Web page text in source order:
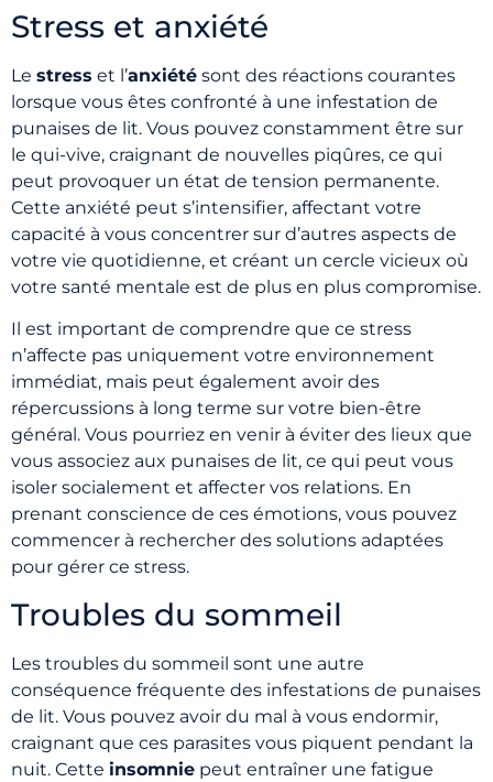
Stress et anxiété
Le stress et l’anxiété sont des réactions courantes
lorsque vous êtes confronté à une infestation de
punaises de lit. Vous pouvez constamment être sur
le qui-vive, craignant de nouvelles piqûres, ce qui
peut provoquer un état de tension permanente.
Cette anxiété peut s’intensifier, affectant votre
capacité à vous concentrer sur d’autres aspects de
votre vie quotidienne, et créant un cercle vicieux où
votre santé mentale est de plus en plus compromise.
Il est important de comprendre que ce stress
n’affecte pas uniquement votre environnement
immédiat, mais peut également avoir des
répercussions à long terme sur votre bien-être
général. Vous pourriez en venir à éviter des lieux que
vous associez aux punaises de lit, ce qui peut vous
isoler socialement et affecter vos relations. En
prenant conscience de ces émotions, vous pouvez
commencer à rechercher des solutions adaptées
pour gérer ce stress.
Troubles du sommeil
Les troubles du sommeil sont une autre
conséquence fréquente des infestations de punaises
de lit. Vous pouvez avoir du mal à vous endormir,
craignant que ces parasites vous piquent pendant la
nuit. Cette insomnie peut entraîner une fatigue